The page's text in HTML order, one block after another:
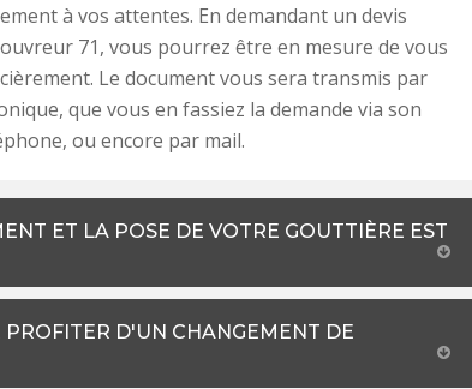
à vos attentes. En demandant un devis
71, vous pourrez être en mesure de vous
Le document vous sera transmis par
que vous en fassiez la demande via son
ou encore par mail.
ET LA POSE DE VOTRE GOUTTIÈRE EST
D'UN CHANGEMENT DE